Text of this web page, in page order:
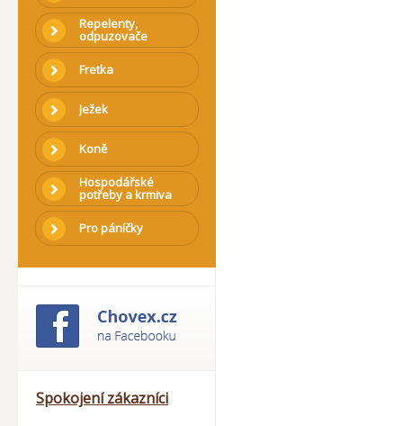
Repelenty,
odpuzovače
Fretka
Ježek
Koně
Hospodářské
potřeby a krmiva
Pro páníčky
Spokojení zákazníci